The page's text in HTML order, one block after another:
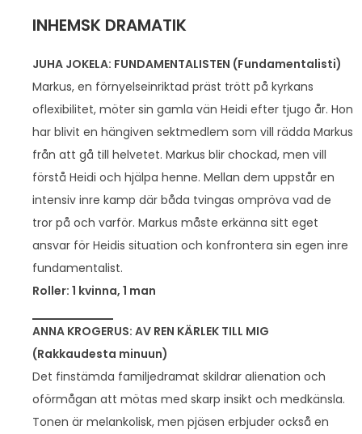
INHEMSK DRAMATIK
JUHA JOKELA: FUNDAMENTALISTEN (Fundamentalisti)
Markus, en förnyelseinriktad präst trött på kyrkans
oflexibilitet, möter sin gamla vän Heidi efter tjugo år. Hon
har blivit en hängiven sektmedlem som vill rädda Markus
från att gå till helvetet. Markus blir chockad, men vill
förstå Heidi och hjälpa henne. Mellan dem uppstår en
intensiv inre kamp där båda tvingas ompröva vad de
tror på och varför. Markus måste erkänna sitt eget
ansvar för Heidis situation och konfrontera sin egen inre
fundamentalist.
Roller: 1 kvinna, 1 man
ANNA KROGERUS: AV REN KÄRLEK TILL MIG
(Rakkaudesta minuun)
Det finstämda familjedramat skildrar alienation och
oförmågan att mötas med skarp insikt och medkänsla.
Tonen är melankolisk, men pjäsen erbjuder också en